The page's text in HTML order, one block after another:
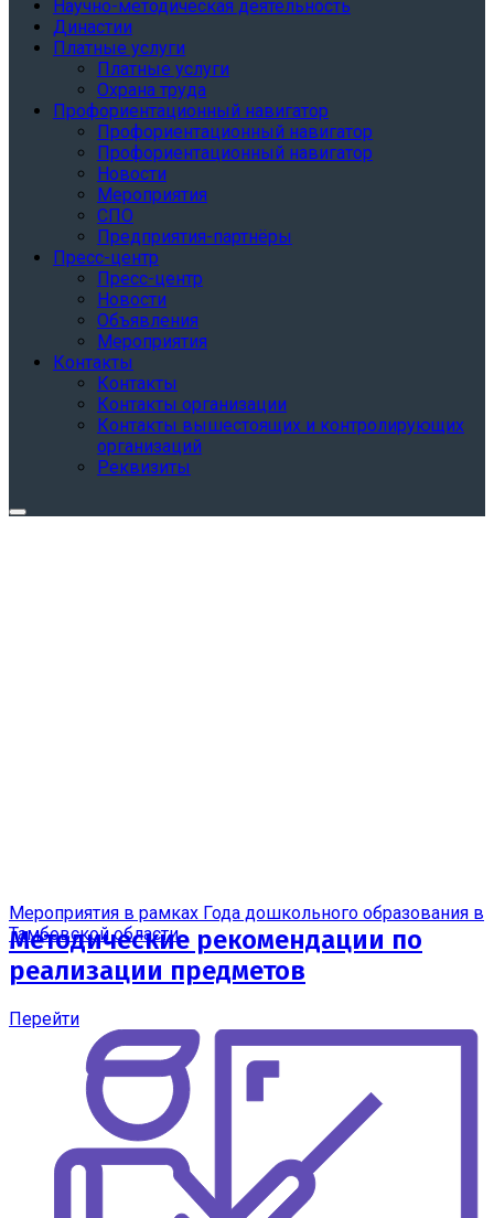
Научно-методическая деятельность
Династии
Платные услуги
Платные услуги
Охрана труда
Профориентационный навигатор
Профориентационный навигатор
Профориентационный навигатор
Новости
Мероприятия
СПО
Предприятия-партнёры
Пресс-центр
Пресс-центр
Новости
Объявления
Мероприятия
Контакты
Контакты
Контакты организации
Контакты вышестоящих и контролирующих
организаций
Реквизиты
Мероприятия в рамках Года дошкольного образования в
Тамбовской области
Методические рекомендации по
реализации предметов
Перейти